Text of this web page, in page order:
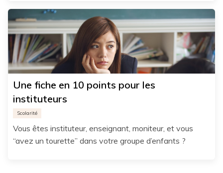
Une fiche en 10 points pour les
instituteurs
Scolarité
Vous êtes instituteur, enseignant, moniteur, et vous
“avez un tourette” dans votre groupe d’enfants ?